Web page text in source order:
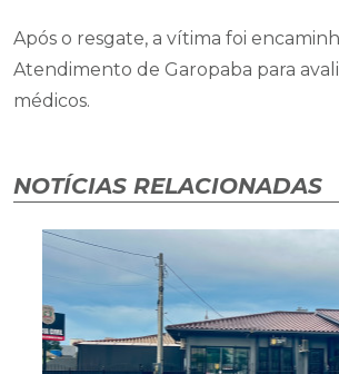
Após o resgate, a vítima foi
Atendimento de Garopaba para
médicos.
NOTÍCIAS RELACIONADAS